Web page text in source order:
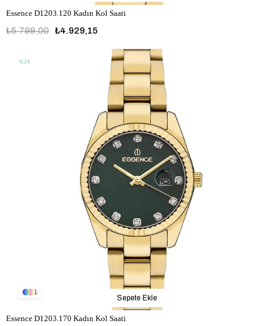
Essence D1203.120 Kadın Kol Saati
₺4.929,15
₺5.799,00
1
Essence D1203.170 Kadın Kol Saati
Sepete Ekle
%15